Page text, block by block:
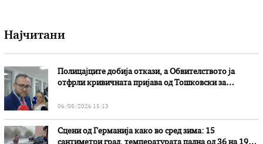
Најчитани
Полицајците добија откази, а Обвителството ја
отфрли кривичната пријава од Тошковски за
06/08/2026 15:13
Сцени од Германија како во сред зима: 15
сантиметри град, температурата падна од 36 на 19